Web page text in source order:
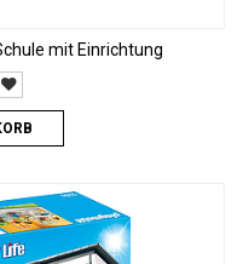
mit Einrichtung